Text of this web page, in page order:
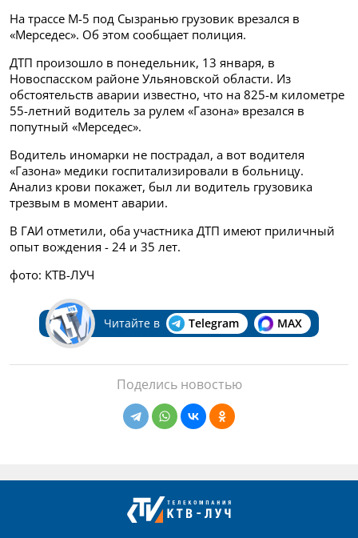
На трассе М-5 под Сызранью грузовик врезался в
«Мерседес». Об этом сообщает полиция.
ДТП произошло в понедельник, 13 января, в
Новоспасском районе Ульяновской области. Из
обстоятельств аварии известно, что на 825-м километре
55-летний водитель за рулем «Газона» врезался в
попутный «Мерседес».
Водитель иномарки не пострадал, а вот водителя
«Газона» медики госпитализировали в больницу.
Анализ крови покажет, был ли водитель грузовика
трезвым в момент аварии.
В ГАИ отметили, оба участника ДТП имеют приличный
опыт вождения - 24 и 35 лет.
фото: КТВ-ЛУЧ
Читайте в Telegram MAX
Поделись новостью